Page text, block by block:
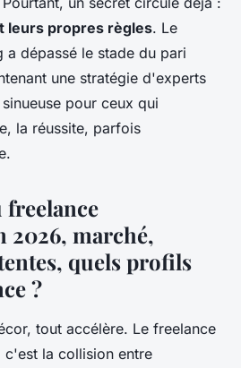
leurs propres règles. Le
a dépassé le stade du pari
une stratégie d'experts
pour ceux qui
la réussite, parfois
freelance
2026, marché,
quels profils
?
tout accélère. Le freelance
c'est la collision entre